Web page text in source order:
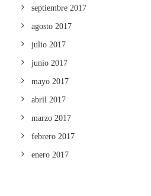
septiembre 2017
agosto 2017
julio 2017
junio 2017
mayo 2017
abril 2017
marzo 2017
febrero 2017
enero 2017